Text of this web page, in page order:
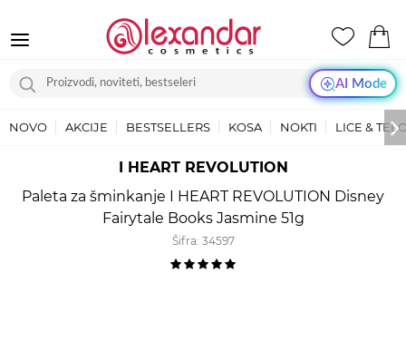
AI Mode
NOVO AKCIJE BESTSELLERS KOSA NOKTI LICE &
I HEART REVOLUTION
Paleta za šminkanje I HEART REVOLUTION Disney
Fairytale Books Jasmine 51g
Šifra: 34597